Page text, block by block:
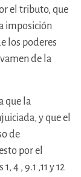
el tributo, que
imposición
los poderes
de la
que la
y que el
de
por el
4 , 9.1 ,11 y 12